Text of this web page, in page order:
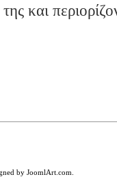
και
by JoomlArt.com